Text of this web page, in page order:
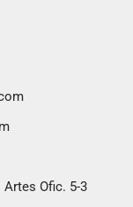
Ofic. 5-3